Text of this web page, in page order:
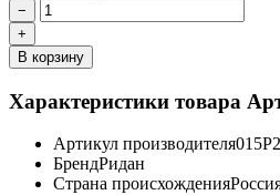
−
+
В корзину
Характеристики товара
Артикул производителя
БрендРидан
Страна происхождения